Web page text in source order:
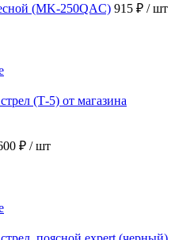
(MK-250QAC) 915 ₽ / шт
₽ / шт